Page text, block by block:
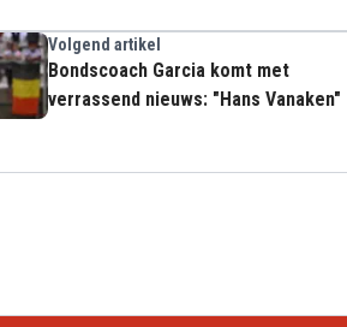
Volgend artikel
Bondscoach Garcia komt met
verrassend nieuws: "Hans Vanaken"